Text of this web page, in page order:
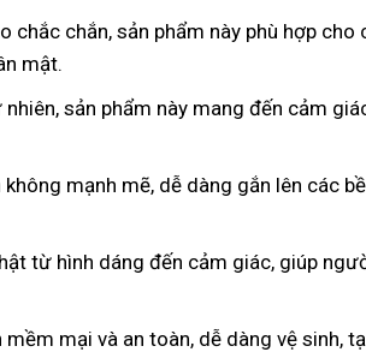
chắc chắn, sản phẩm này phù hợp
mật.
sản phẩm này mang đến cảm
mạnh mẽ, dễ dàng gắn lên các
từ hình dáng đến cảm giác, giúp
mại và an toàn, dễ dàng vệ sinh,